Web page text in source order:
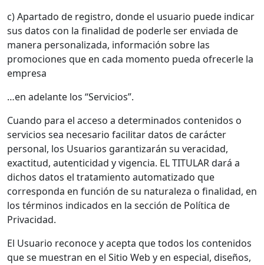
c) Apartado de registro, donde el usuario puede indicar
sus datos con la finalidad de poderle ser enviada de
manera personalizada, información sobre las
promociones que en cada momento pueda ofrecerle la
empresa
…en adelante los “Servicios”.
Cuando para el acceso a determinados contenidos o
servicios sea necesario facilitar datos de carácter
personal, los Usuarios garantizarán su veracidad,
exactitud, autenticidad y vigencia. EL TITULAR dará a
dichos datos el tratamiento automatizado que
corresponda en función de su naturaleza o finalidad, en
los términos indicados en la sección de Política de
Privacidad.
El Usuario reconoce y acepta que todos los contenidos
que se muestran en el Sitio Web y en especial, diseños,